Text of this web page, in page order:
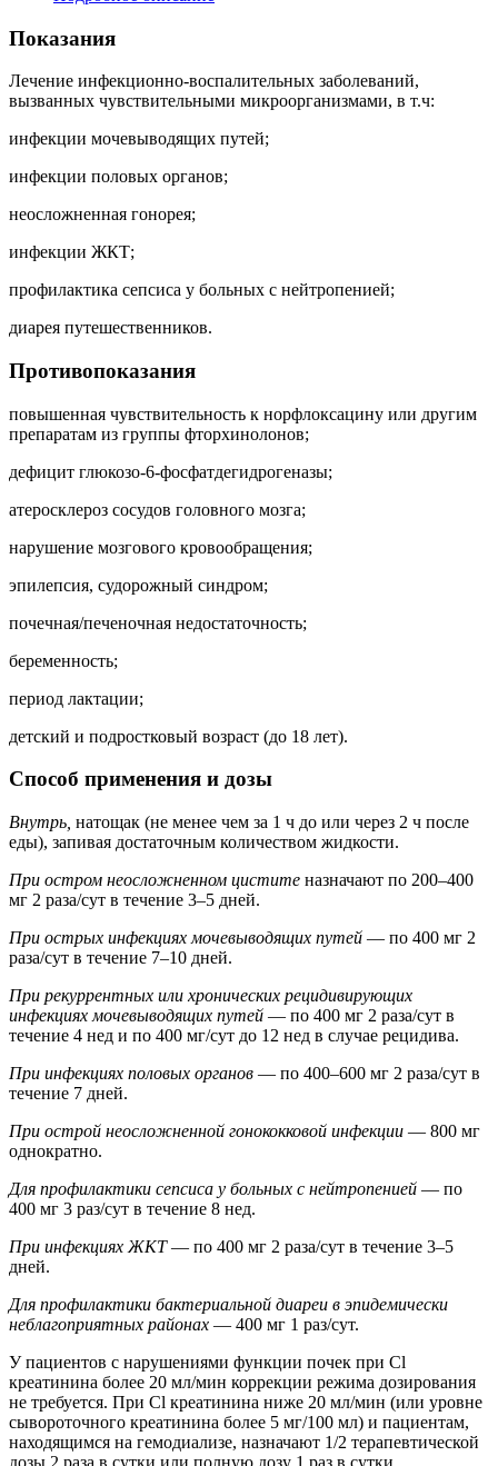
Показания
Лечение инфекционно-воспалительных заболеваний,
вызванных чувствительными микроорганизмами, в т.ч:
инфекции мочевыводящих путей;
инфекции половых органов;
неосложненная гонорея;
инфекции ЖКТ;
профилактика сепсиса у больных с нейтропенией;
диарея путешественников.
Противопоказания
повышенная чувствительность к норфлоксацину или другим
препаратам из группы фторхинолонов;
дефицит глюкозо-6-фосфатдегидрогеназы;
атеросклероз сосудов головного мозга;
нарушение мозгового кровообращения;
эпилепсия, судорожный синдром;
почечная/печеночная недостаточность;
беременность;
период лактации;
детский и подростковый возраст (до 18 лет).
Способ применения и дозы
Внутрь, натощак (не менее чем за 1 ч до или через 2 ч после
еды), запивая достаточным количеством жидкости.
При остром неосложненном цистите назначают по 200–400
мг 2 раза/сут в течение 3–5 дней.
При острых инфекциях мочевыводящих путей — по 400 мг 2
раза/сут в течение 7–10 дней.
При рекуррентных или хронических рецидивирующих
инфекциях мочевыводящих путей — по 400 мг 2 раза/сут в
течение 4 нед и по 400 мг/сут до 12 нед в случае рецидива.
При инфекциях половых органов — по 400–600 мг 2 раза/сут в
течение 7 дней.
При острой неосложненной гонококковой инфекции — 800 мг
однократно.
Для профилактики сепсиса у больных с нейтропенией — по
400 мг 3 раз/сут в течение 8 нед.
При инфекциях ЖКТ— по 400 мг 2 раза/сут в течение 3–5
дней.
Для профилактики бактериальной диареи в эпидемически
неблагоприятных районах — 400 мг 1 раз/сут.
У пациентов с нарушениями функции почек при Cl
креатинина более 20 мл/мин коррекции режима дозирования
не требуется. При Cl креатинина ниже 20 мл/мин (или уровне
сывороточного креатинина более 5 мг/100 мл) и пациентам,
находящимся на гемодиализе, назначают 1/2 терапевтической